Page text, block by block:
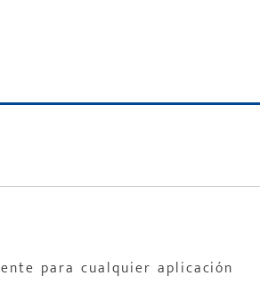
para cualquier aplicación